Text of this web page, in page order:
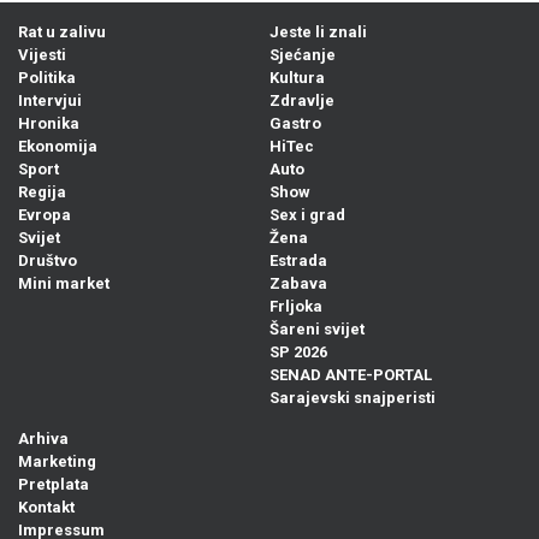
Rat u zalivu
Vijesti
Politika
Intervjui
Hronika
Ekonomija
Sport
Regija
Evropa
Svijet
Društvo
Mini market
Jeste li znali
Sjećanje
Kultura
Zdravlje
Gastro
HiTec
Auto
Show
Sex i grad
Žena
Estrada
Zabava
Frljoka
Šareni svijet
SP 2026
SENAD ANTE-PORTAL
Sarajevski snajperisti
Arhiva
Marketing
Pretplata
Kontakt
Impressum